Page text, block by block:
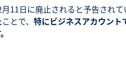
11日に廃止されると予告され
ことで、 特にビジネスアカウント